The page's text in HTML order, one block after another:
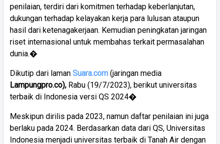
penilaian, terdiri dari komitmen terhadap keberlanjutan,
dukungan terhadap kelayakan kerja para lulusan ataupun
hasil dari ketenagakerjaan. Kemudian peningkatan jaringan
riset internasional untuk membahas terkait permasalahan
dunia.�
Dikutip dari laman Suara.com (jaringan media
Lampungpro.co), Rabu (19/7/2023), berikut universitas
terbaik di Indonesia versi QS 2024�
Meskipun dirilis pada 2023, namun daftar penilaian ini juga
berlaku pada 2024. Berdasarkan data dari QS, Universitas
Indonesia menjadi universitas terbaik di Tanah Air dengan